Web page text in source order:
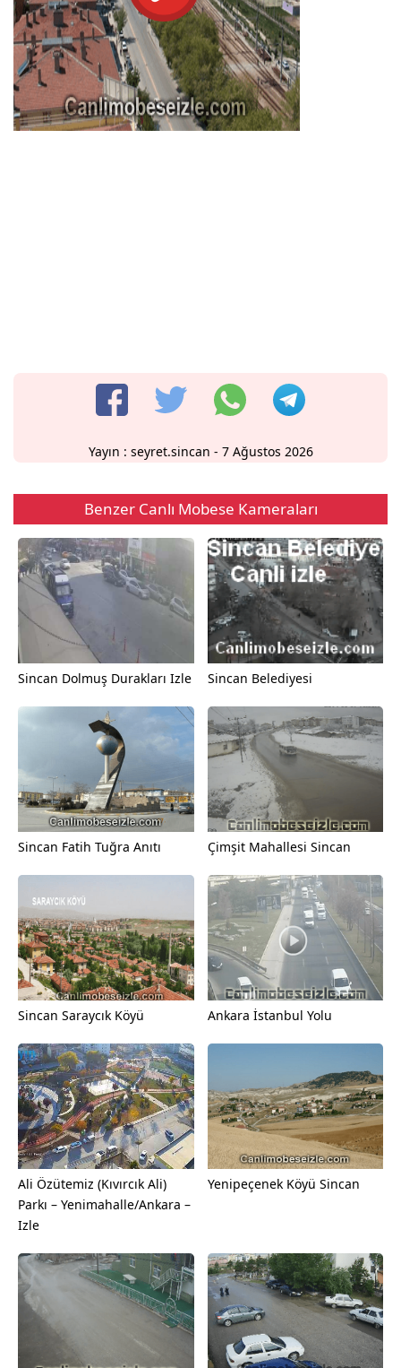
Yayın : seyret.sincan - 7 Ağustos 2026
Benzer Canlı Mobese Kameraları
Sincan Dolmuş Durakları Izle Sincan Belediyesi
Sincan Fatih Tuğra Anıtı Çimşit Mahallesi Sincan
Sincan Saraycık Köyü Ankara İstanbul Yolu
Ali Özütemiz (Kıvırcık Ali)
Parkı – Yenimahalle/Ankara –
Izle
Yenipeçenek Köyü Sincan